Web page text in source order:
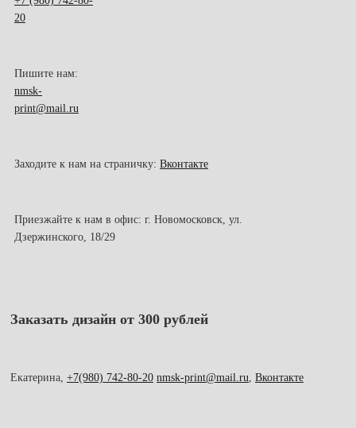
20
Пишите нам:
nmsk-
print@mail.ru
Заходите к нам на страничку: Вконтакте
Приезжайте к нам в офис: г. Новомосковск, ул.
Дзержинского, 18/29
Заказать дизайн от 300 рублей
Екатерина, +7(980) 742-80-20 nmsk-print@mail.ru Вконтакте